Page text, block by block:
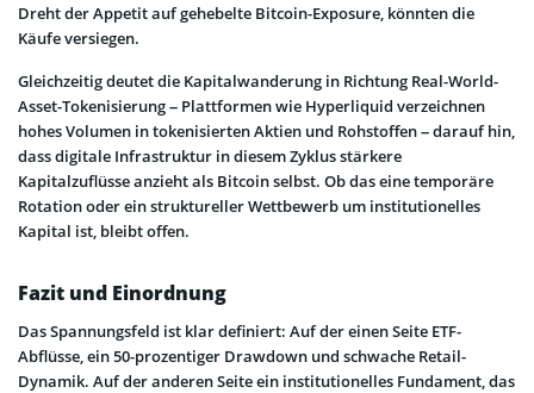
Dreht der Appetit auf gehebelte Bitcoin-Exposure, könnten die
Käufe versiegen.
Gleichzeitig deutet die Kapitalwanderung in Richtung Real-World-
Asset-Tokenisierung – Plattformen wie Hyperliquid verzeichnen
hohes Volumen in tokenisierten Aktien und Rohstoffen – darauf hin,
dass digitale Infrastruktur in diesem Zyklus stärkere
Kapitalzuflüsse anzieht als Bitcoin selbst. Ob das eine temporäre
Rotation oder ein struktureller Wettbewerb um institutionelles
Kapital ist, bleibt offen.
Fazit und Einordnung
Das Spannungsfeld ist klar definiert: Auf der einen Seite ETF-
Abflüsse, ein 50-prozentiger Drawdown und schwache Retail-
Dynamik. Auf der anderen Seite ein institutionelles Fundament, das